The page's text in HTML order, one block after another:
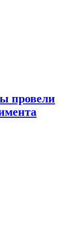
провели